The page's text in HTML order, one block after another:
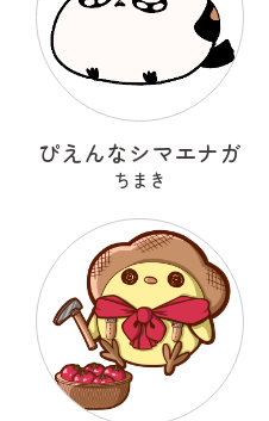
ぴえんなシマエナガ
ちまき